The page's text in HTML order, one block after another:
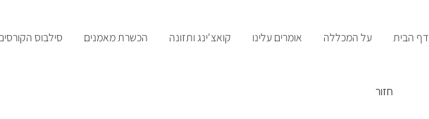
דף הבית על המכללה אומרים עלינו קואצ'ינג ותזונה הכשרת מאמנים סילבוס
חזור